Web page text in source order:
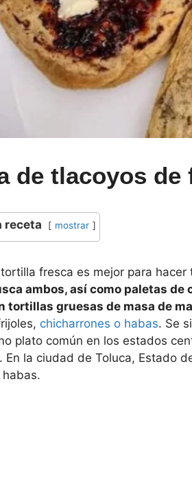
de tlacoyos de
receta mostrar
fresca es mejor para
ambos, así como paletas
tortillas gruesas de masa de
chicharrones o habas. Se
plato común en los estados
En la ciudad de Toluca, Estado